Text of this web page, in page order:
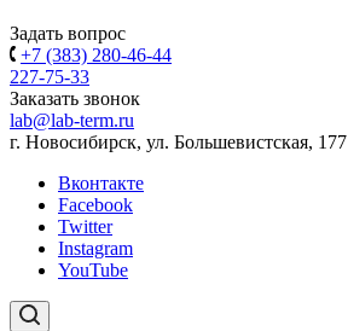
Задать вопрос
+7 (383) 280-46-44
227-75-33
Заказать звонок
lab@lab-term.ru
г. Новосибирск, ул. Большевистская, 177
Вконтакте
Facebook
Twitter
Instagram
YouTube